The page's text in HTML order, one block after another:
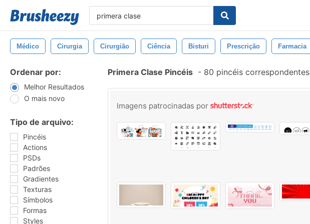
Médico Cirurgia Cirurgião Ciência Bisturi Prescrição Farmacia
Ordenar por:
Melhor Resultados
O mais novo
Tipo de arquivo:
Pincéis
Actions
PSDs
Padrões
Gradientes
Texturas
Símbolos
Formas
Styles
Primera Clase Pincéis - 80 pincéis correspondentes
Imagens patrocinadas por